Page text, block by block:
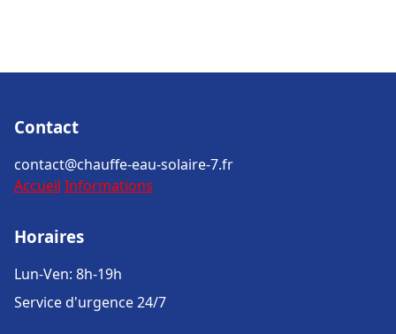
Contact
contact@chauffe-eau-solaire-7.fr
Accueil Informations
Horaires
Lun-Ven: 8h-19h
Service d'urgence 24/7